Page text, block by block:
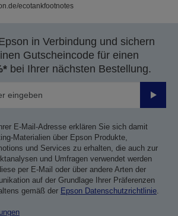
ecotankfootnotes
in Verbindung und sichern
Gutscheincode für einen
bei Ihrer nächsten Bestellung.
E-Mail-Adresse erklären Sie sich damit
Materialien über Epson Produkte,
und Services zu erhalten, die auch zur
und Umfragen verwendet werden
per E-Mail oder über andere Arten der
auf der Grundlage Ihrer Präferenzen
gemäß der Epson Datenschutzrichtlinie